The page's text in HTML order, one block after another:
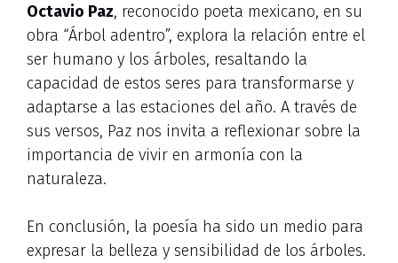
Octavio Paz, reconocido poeta mexicano, en su
obra “Árbol adentro”, explora la relación entre el
ser humano y los árboles, resaltando la
capacidad de estos seres para transformarse y
adaptarse a las estaciones del año. A través de
sus versos, Paz nos invita a reflexionar sobre la
importancia de vivir en armonía con la
naturaleza.
En conclusión, la poesía ha sido un medio para
expresar la belleza y sensibilidad de los árboles.